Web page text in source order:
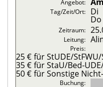
Di
Do
25 € für StUDE/
35 € für StaU/Bed-
50 € für Sonstige